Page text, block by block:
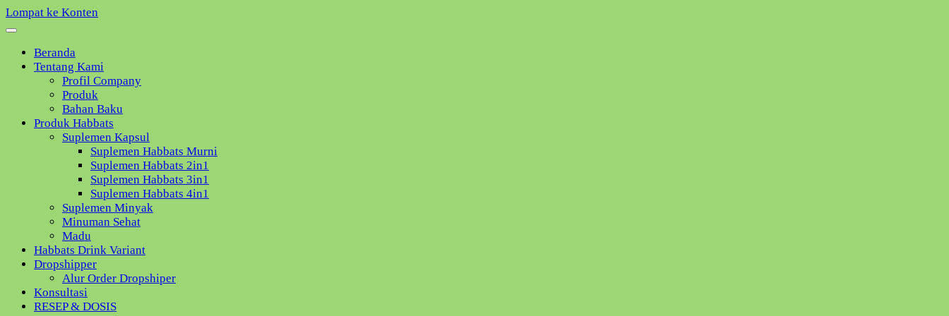
Lompat ke Konten
Beranda
Tentang Kami
Profil Company
Produk
Bahan Baku
Produk Habbats
Suplemen Kapsul
Suplemen Habbats Murni
Suplemen Habbats 2in1
Suplemen Habbats 3in1
Suplemen Habbats 4in1
Suplemen Minyak
Minuman Sehat
Madu
Habbats Drink Variant
Dropshipper
Alur Order Dropshiper
Konsultasi
RESEP & DOSIS